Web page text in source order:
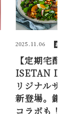
2025.09.12
デパ地下
トで秋を
三越だけ
お弁当8選
こ、栗…